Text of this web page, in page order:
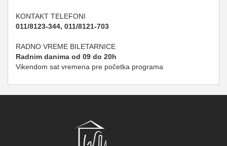
KONTAKT TELEFONI
011/8123-344, 011/8121-703
RADNO VREME BILETARNICE
Radnim danima od 09 do 20h
Vikendom sat vremena pre početka programa